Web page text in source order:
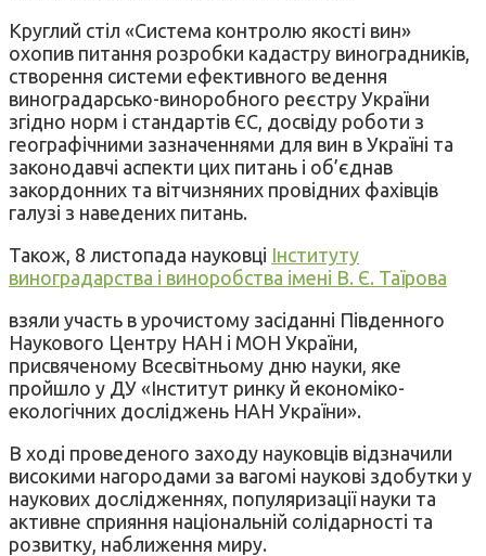
Круглий стіл «Система контролю якості вин»
охопив питання розробки кадастру виноградників,
створення системи ефективного ведення
виноградарсько-виноробного реєстру України
згідно норм і стандартів ЄС, досвіду роботи з
географічними зазначеннями для вин в Україні та
законодавчі аспекти цих питань і об’єднав
закордонних та вітчизняних провідних фахівців
галузі з наведених питань.
Також, 8 листопада науковці Інституту
виноградарства і виноробства імені В. Є. Таїрова
взяли участь в урочистому засіданні Південного
Наукового Центру НАН і МОН України,
присвяченому Всесвітньому дню науки, яке
пройшло у ДУ «Інститут ринку й економіко-
екологічних досліджень НАН України».
В ході проведеного заходу науковців відзначили
високими нагородами за вагомі наукові здобутки у
наукових дослідженнях, популяризації науки та
активне сприяння національній солідарності та
розвитку, наближення миру.